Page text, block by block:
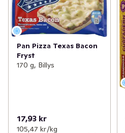
Pan Pizza Texas Bacon
Fryst
170 g, Billys
17,93 kr
105,47 kr /kg